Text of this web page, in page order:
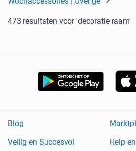
473 resultaten voor 'decoratie raam'
Blog
Veilig en Succesvol
Help